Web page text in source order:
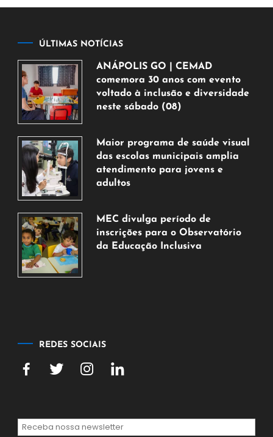
ÚLTIMAS NOTÍCIAS
ANÁPOLIS GO | CEMAD
comemora 30 anos com evento
voltado à inclusão e diversidade
neste sábado (08)
de
agosto
de
2026
Maior programa de saúde visual
das escolas municipais amplia
atendimento para jovens e
adultos
de
agosto
de
MEC divulga período de
inscrições para o Observatório
da Educação Inclusiva
REDES SOCIAIS